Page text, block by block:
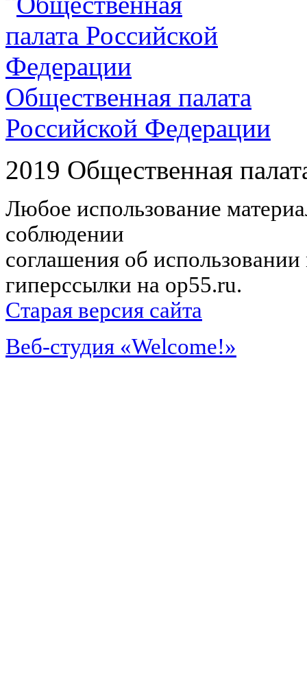
Общественная палата
Российской Федерации
2019 Общественная
Любое использование
соблюдении
соглашения об
гиперссылки на op55.ru.
Старая версия сайта
Веб-студия «Welcome!»